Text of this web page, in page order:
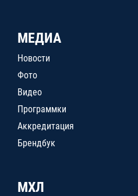
МЕДИА
Новости
Фото
Видео
Программки
Аккредитация
Брендбук
МХЛ